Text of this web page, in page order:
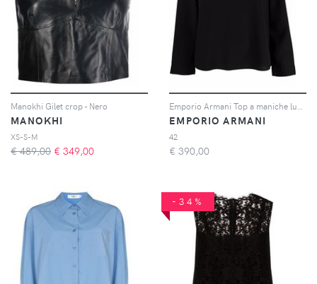
Manokhi Gilet crop - Nero
MANOKHI
XS-S-M
€ 489,00 € 349,00
Emporio Armani Top a maniche lunghe - Nero
EMPORIO ARMANI
42
€ 390,00
-34%